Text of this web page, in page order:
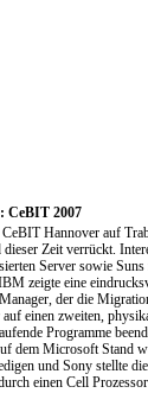
CeBIT 2007
Hannover auf
Zeit verrückt.
Server sowie
zeigte eine
der die
einen zweiten,
Programme
dem Microsoft Stand
und Sony stellte
einen Cell